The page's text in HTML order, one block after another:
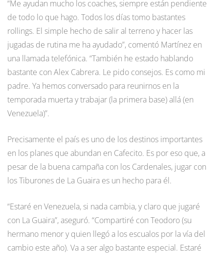
“Me ayudan mucho los coaches, siempre están pendiente
de todo lo que hago. Todos los días tomo bastantes
rollings. El simple hecho de salir al terreno y hacer las
jugadas de rutina me ha ayudado”, comentó Martínez en
una llamada telefónica. “También he estado hablando
bastante con Alex Cabrera. Le pido consejos. Es como mi
padre. Ya hemos conversado para reunirnos en la
temporada muerta y trabajar (la primera base) allá (en
Venezuela)”.
Precisamente el país es uno de los destinos importantes
en los planes que abundan en Cafecito. Es por eso que, a
pesar de la buena campaña con los Cardenales, jugar con
los Tiburones de La Guaira es un hecho para él.
“Estaré en Venezuela, si nada cambia, y claro que jugaré
con La Guaira”, aseguró. “Compartiré con Teodoro (su
hermano menor y quien llegó a los escualos por la vía del
cambio este año). Va a ser algo bastante especial. Estaré